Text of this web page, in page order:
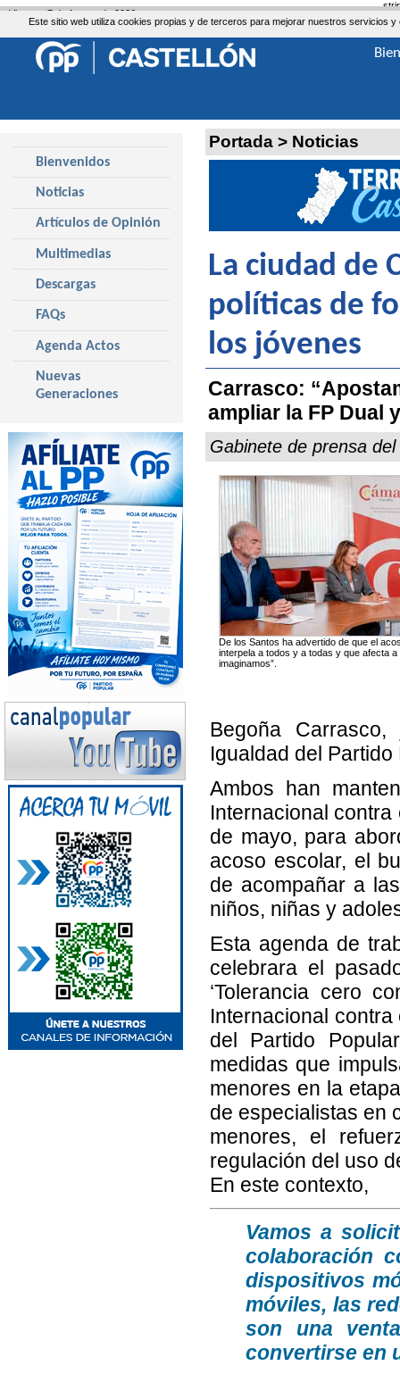
Este sitio web utiliza cookies propias y de terceros para mejorar nuestros servicios
Portada > Noticias
La ciudad de
políticas de
los jóvenes
Carrasco:
ampliar la FP Dual
Gabinete de prensa
De los Santos ha advertido de que el
interpela a todos y a todas y que afecta
imaginamos”.
Begoña
Igualdad del
Ambos han
Internacional
de mayo, para
acoso escolar, el
de acompañar a
niños, niñas y
Esta agenda de
celebrara el
‘Tolerancia cero
Internacional
del Partido
medidas que
menores en la
de especialistas en
menores, el
regulación del uso
En este contexto,
Vamos a
colaboración
dispositivos
móviles, las
son una
convertirse en
Bienvenidos
Noticias
Artículos de Opinión
Multimedias
Descargas
FAQs
Agenda Actos
Nuevas
Generaciones
Viernes, 7 de Agosto de 2026